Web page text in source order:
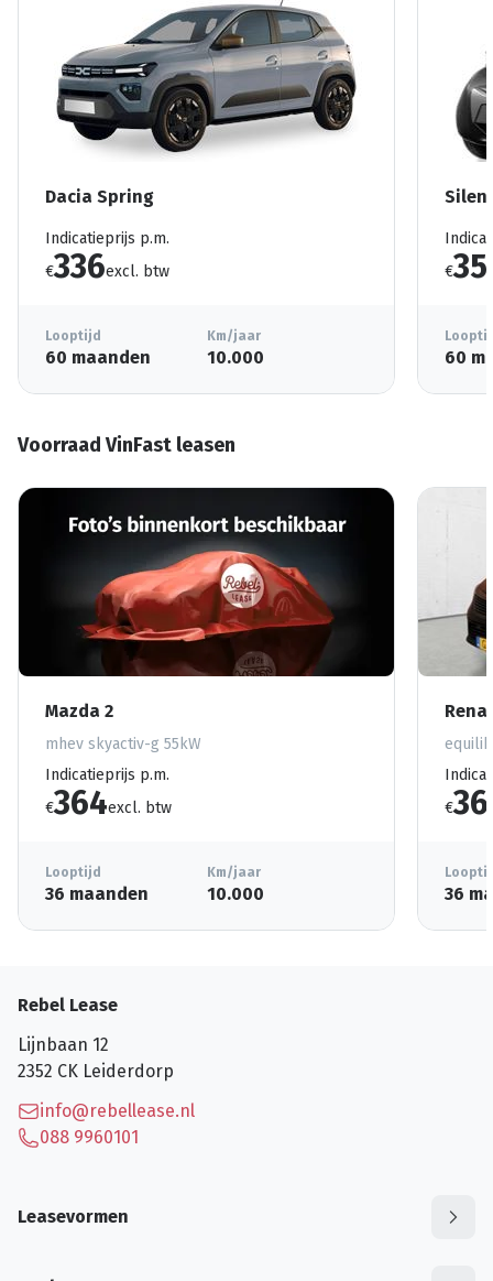
Dacia Spring
Indicatieprijs p.m.
€336excl. btw
Looptijd
60 maanden
Km/jaar
10.000
€
60
Voorraad VinFast leasen
Mazda 2
mhev skyactiv-g 55kW
Indicatieprijs p.m.
€364excl. btw
Looptijd
36 maanden
Km/jaar
10.000
€
36
Rebel Lease
Lijnbaan 12
2352 CK Leiderdorp
info@rebellease.nl
088 9960101
Leasevormen